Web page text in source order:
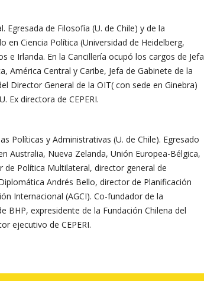
de Filosofía (U. de Chile) y de la
Ciencia Política (Universidad de Heidelberg,
e Irlanda. En la Cancillería ocupó los cargos de Jefa
Central y Caribe, Jefa de Gabinete de la
Director General de la OIT( con sede en Ginebra)
Ex directora de CEPERI.
Políticas y Administrativas (U. de Chile). Egresado
Australia, Nueva Zelanda, Unión Europea-Bélgica,
de Política Multilateral, director general de
Andrés Bello, director de Planificación
Internacional (AGCI). Co-fundador de la
BHP, expresidente de la Fundación Chilena del
ejecutivo de CEPERI.